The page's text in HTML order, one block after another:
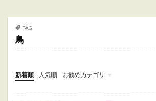
TAG
鳥
新着順 人気順 お勧めカテゴリ
Uncategorized